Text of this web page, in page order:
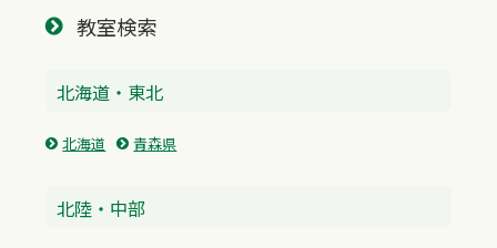
教室検索
北海道・東北
北海道 青森県
北陸・中部